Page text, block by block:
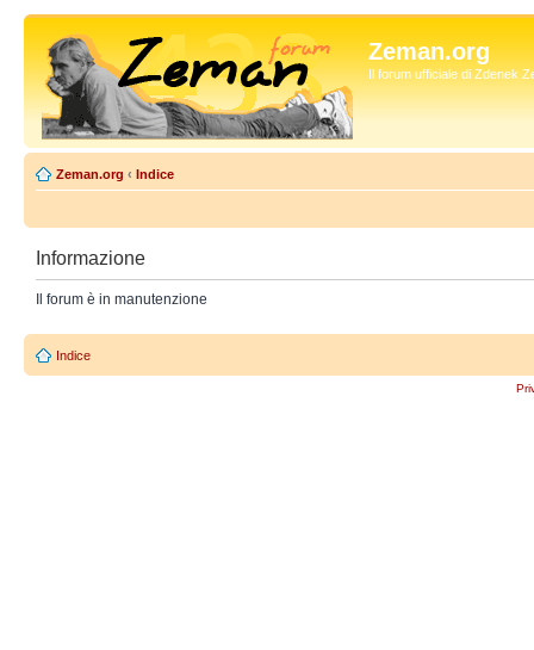
Zeman.org
Il forum ufficiale di Zdenek
Zeman.org ‹ Indice
Informazione
Il forum è in manutenzione
Indice